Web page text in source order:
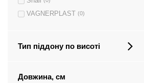
VAGNERPLAST (0)
Тип піддону по висоті
Довжина, см